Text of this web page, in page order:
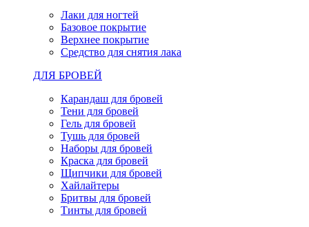
Лаки для ногтей
Базовое покрытие
Верхнее покрытие
Средство для снятия лака
ДЛЯ БРОВЕЙ
Карандаш для бровей
Тени для бровей
Гель для бровей
Тушь для бровей
Наборы для бровей
Краска для бровей
Щипчики для бровей
Хайлайтеры
Бритвы для бровей
Тинты для бровей